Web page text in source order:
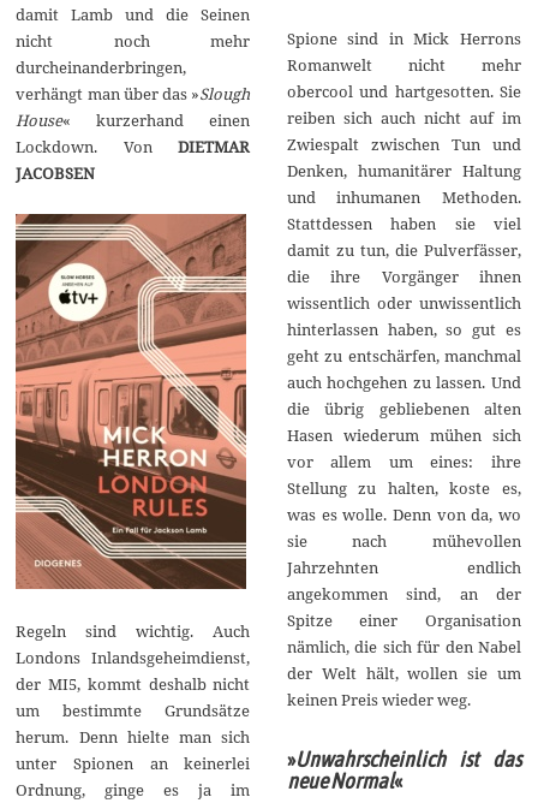
damit Lamb und die Seinen
nicht noch mehr
durcheinanderbringen,
verhängt man über das »Slough
House« kurzerhand einen
Lockdown. VonDIETMAR
JACOBSEN
Regeln sind wichtig. Auch
Londons Inlandsgeheimdienst,
der MI5, kommt deshalb nicht
um bestimmte Grundsätze
herum. Denn hielte man sich
unter Spionen an keinerlei
Ordnung, ginge es ja im
Spione sind in Mick Herrons
Romanwelt nicht mehr
obercool und hartgesotten. Sie
reiben sich auch nicht auf im
Zwiespalt zwischen Tun und
Denken, humanitärer Haltung
und inhumanen Methoden.
Stattdessen haben sie viel
damit zu tun, die Pulverfässer,
die ihre Vorgänger ihnen
wissentlich oder unwissentlich
hinterlassen haben, so gut es
geht zu entschärfen, manchmal
auch hochgehen zu lassen. Und
die übrig gebliebenen alten
Hasen wiederum mühen sich
vor allem um eines: ihre
Stellung zu halten, koste es,
was es wolle. Denn von da, wo
sie nach mühevollen
Jahrzehnten endlich
angekommen sind, an der
Spitze einer Organisation
nämlich, die sich für den Nabel
der Welt hält, wollen sie um
keinen Preis wieder weg.
»Unwahrscheinlich ist das
neue Normal«